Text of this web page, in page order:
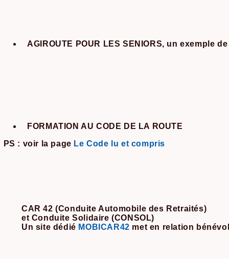
AGIROUTE POUR LES SENIORS, un exemple
FORMATION AU CODE DE LA ROUTE
PS : voir la page Le Code lu et compris
CAR 42 (Conduite Automobile des Retraités)
et Conduite Solidaire (CONSOL)
Un site dédié MOBICAR42 met en relation